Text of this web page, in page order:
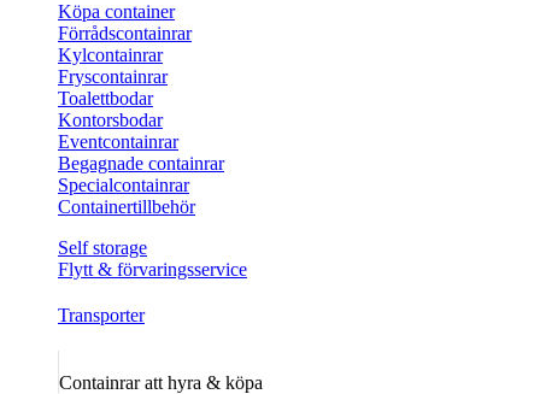
Köpa container
Förrådscontainrar
Kylcontainrar
Fryscontainrar
Toalettbodar
Kontorsbodar
Eventcontainrar
Begagnade containrar
Specialcontainrar
Containertillbehör
Self storage
Flytt & förvaringsservice
Transporter
Containrar att hyra & köpa